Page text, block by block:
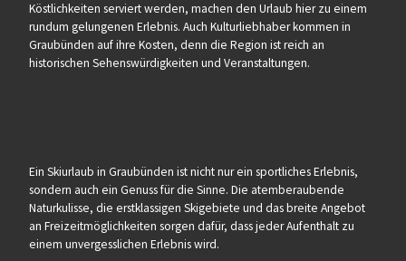
Köstlichkeiten serviert werden, machen den Urlaub hier zu einem
rundum gelungenen Erlebnis. Auch Kulturliebhaber kommen in
Graubünden auf ihre Kosten, denn die Region ist reich an
historischen Sehenswürdigkeiten und Veranstaltungen.
Ein Skiurlaub in Graubünden ist nicht nur ein sportliches Erlebnis,
sondern auch ein Genuss für die Sinne. Die atemberaubende
Naturkulisse, die erstklassigen Skigebiete und das breite Angebot
an Freizeitmöglichkeiten sorgen dafür, dass jeder Aufenthalt zu
einem unvergesslichen Erlebnis wird.